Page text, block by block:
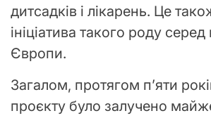
дитсадків і лікарень. Це
ініціатива такого роду серед
Європи.
Загалом, протягом п’яти
проєкту було залучено